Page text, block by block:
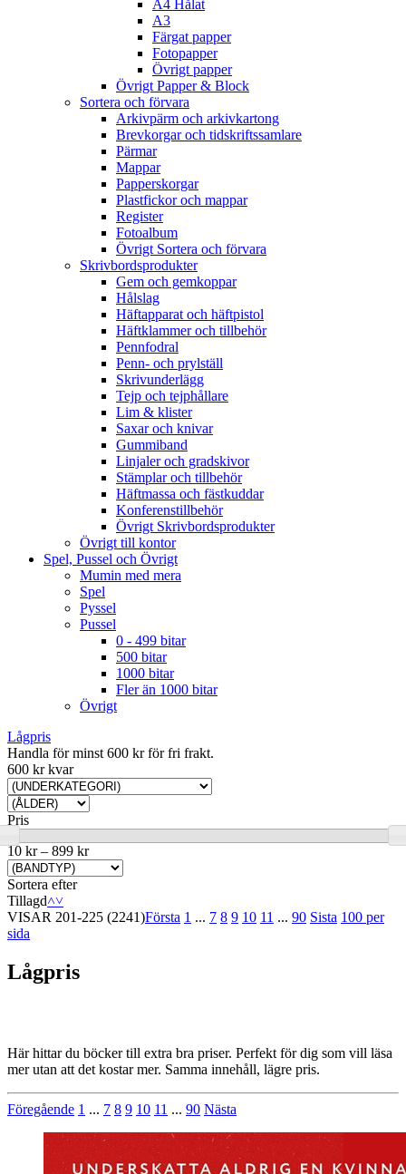
A4 Hålat
A3
Färgat papper
Fotopapper
Övrigt papper
Övrigt Papper & Block
Sortera och förvara
Arkivpärm och arkivkartong
Brevkorgar och tidskriftssamlare
Pärmar
Mappar
Papperskorgar
Plastfickor och mappar
Register
Fotoalbum
Övrigt Sortera och förvara
Skrivbordsprodukter
Gem och gemkoppar
Hålslag
Häftapparat och häftpistol
Häftklammer och tillbehör
Pennfodral
Penn- och prylställ
Skrivunderlägg
Tejp och tejphållare
Lim & klister
Saxar och knivar
Gummiband
Linjaler och gradskivor
Stämplar och tillbehör
Häftmassa och fästkuddar
Konferenstillbehör
Övrigt Skrivbordsprodukter
Övrigt till kontor
Spel, Pussel och Övrigt
Mumin med mera
Spel
Pyssel
Pussel
0 - 499 bitar
500 bitar
1000 bitar
Fler än 1000 bitar
Övrigt
Lågpris
Handla för minst 600 kr för fri frakt.
600 kr kvar
Pris
10 kr– 899 kr
Sortera efter
Tillagd˄˅
VISAR 201-225 (2241)Första 1 ... 7 8 9 10 11 ... 90 Sista 100 per
sida
Lågpris
Här hittar du böcker till extra bra priser. Perfekt för dig som vill läsa
mer utan att det kostar mer. Samma innehåll, lägre pris.
Föregående 1 ... 7 8 9 10 11 ... 90 Nästa